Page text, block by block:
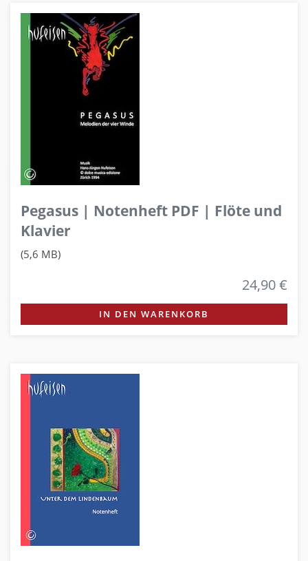
Pegasus | Notenheft PDF | Flöte und
Klavier
(5,6 MB)
24,90 €
IN DEN WARENKORB